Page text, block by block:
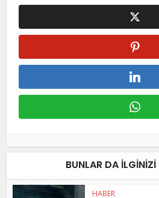
BUNLAR DA ILGINIZI
HABER